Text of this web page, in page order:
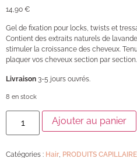
14,90 €
Gel de fixation pour locks, twists et
Contient des extraits naturels de
stimuler la croissance des cheveux.
plaquer vos cheveux section par section.
Livraison 3-5 jours ouvrés.
8 en stock
Ajouter au panier
Catégories : Hair, PRODUITS